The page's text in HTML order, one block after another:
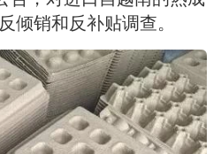
倾销和反补贴调查。